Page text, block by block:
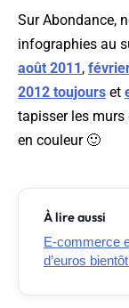
Sur Abondance,
infographies au
août 2011 ,
2012 toujours et
tapisser les murs
en couleur 🙂
À lire aussi
E-commerce
d’euros